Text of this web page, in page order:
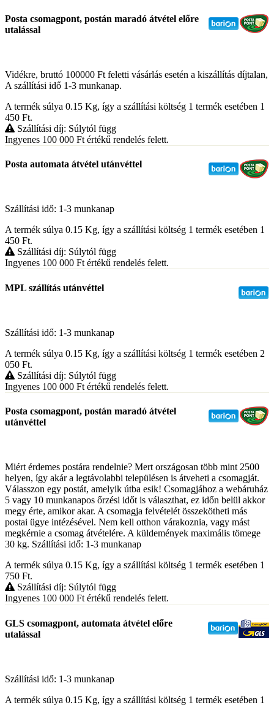
Posta csomagpont, postán maradó átvétel előre
utalással
Vidékre, bruttó 100000 Ft feletti vásárlás esetén a kiszállítás díjtalan,
A szállítási idő 1-3 munkanap.
A termék súlya 0.15 Kg, így a szállítási költség 1 termék esetében 1
450 Ft.
Szállítási díj: Súlytól függ
Ingyenes 100 000 Ft értékű rendelés felett.
Posta automata átvétel utánvéttel
Szállítási idő: 1-3 munkanap
A termék súlya 0.15 Kg, így a szállítási költség 1 termék esetében 1
450 Ft.
Szállítási díj: Súlytól függ
Ingyenes 100 000 Ft értékű rendelés felett.
MPL szállítás utánvéttel
Szállítási idő: 1-3 munkanap
A termék súlya 0.15 Kg, így a szállítási költség 1 termék esetében 2
050 Ft.
Szállítási díj: Súlytól függ
Ingyenes 100 000 Ft értékű rendelés felett.
Posta csomagpont, postán maradó átvétel
utánvéttel
Miért érdemes postára rendelnie? Mert országosan több mint 2500
helyen, így akár a legtávolabbi településen is átveheti a csomagját.
Válasszon egy postát, amelyik útba esik! Csomagjához a webáruház
5 vagy 10 munkanapos őrzési időt is választhat, ez időn belül akkor
megy érte, amikor akar. A csomagja felvételét összekötheti más
postai ügye intézésével. Nem kell otthon várakoznia, vagy mást
megkérnie a csomag átvételére. A küldemények maximális tömege
30 kg. Szállítási idő: 1-3 munkanap
A termék súlya 0.15 Kg, így a szállítási költség 1 termék esetében 1
750 Ft.
Szállítási díj: Súlytól függ
Ingyenes 100 000 Ft értékű rendelés felett.
GLS csomagpont, automata átvétel előre
utalással
Szállítási idő: 1-3 munkanap
A termék súlya 0.15 Kg, így a szállítási költség 1 termék esetében 1